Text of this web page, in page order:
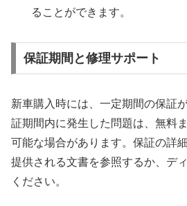
ることができます。
保証期間と修理サポート
新車購入時には、一定期間の保証
証期間内に発生した問題は、無料
可能な場合があります。保証の詳
提供される文書を参照するか、デ
ください。